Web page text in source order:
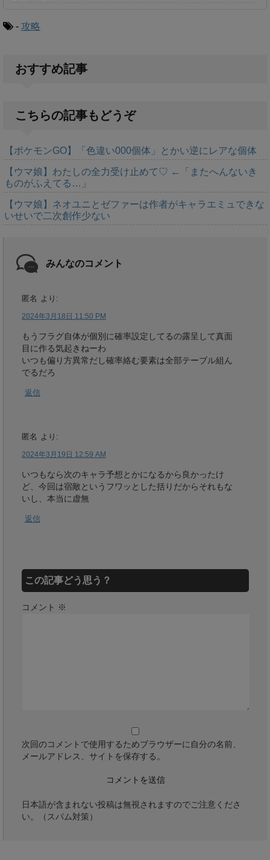
- 攻略
おすすめ記事
こちらの記事もどうぞ
【ポケモンGO】「色違い000個体」とかい逆にレアな個体
【ウマ娘】わたしの全力受け止めて♡ ←「またへんないき
ものがふえてる…」
【ウマ娘】ネオユニとゼファーは作者がキャラエミュできな
いせいで二次創作少ない
みんなのコメント
匿名 より:
2024年3月18日 11:50 PM
もうフラグ自体が個別に確率設定してるの露呈して真面
目に作る気起きねーわ
いつも偏り方異常だし確率絡む要素は全部テーブル組ん
でるだろ
返信
匿名 より:
2024年3月19日 12:59 AM
いつもなら次のキャラ予想とかになるから良かったけ
ど、今回は宿敵というフワッとした括りだからそれもな
いし、本当に虚無
返信
この記事どう思う？
コメント ※
次回のコメントで使用するためブラウザーに自分の名前、
メールアドレス、サイトを保存する。
日本語が含まれない投稿は無視されますのでご注意くださ
い。（スパム対策）